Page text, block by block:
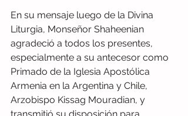
En su mensaje luego de la Divina
Liturgia, Monseñor Shaheenian
agradeció a todos los presentes,
especialmente a su antecesor como
Primado de la Iglesia Apostólica
Armenia en la Argentina y Chile,
Arzobispo Kissag Mouradian, y